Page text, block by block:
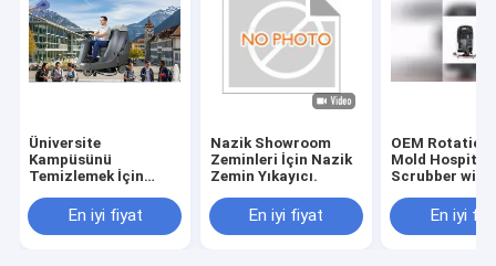
Üniversite
Kampüsünü
Temizlemek İçin
En iyi fiyat
Nazik Showroom
Zeminleri İçin Nazik
Zemin Yıkayıcı.
En iyi fiyat
OEM
Mold Hospital
Scrubber with
Certification
En iyi